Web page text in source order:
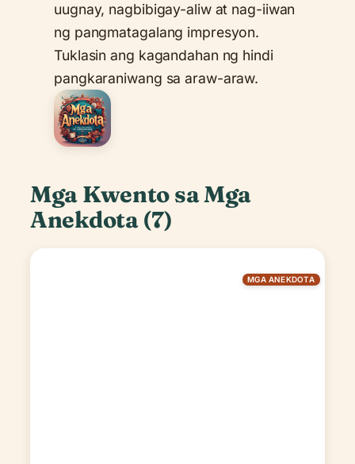
uugnay, nagbibigay-aliw at nag-iiwan
ng pangmatagalang impresyon.
Tuklasin ang kagandahan ng hindi
pangkaraniwang sa araw-araw.
Mga Kwento sa Mga
Anekdota (7)
MGA ANEKDOTA